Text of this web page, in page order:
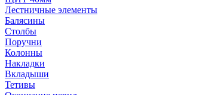
Лестничные элементы
Балясины
Столбы
Поручни
Колонны
Накладки
Вкладыши
Тетивы